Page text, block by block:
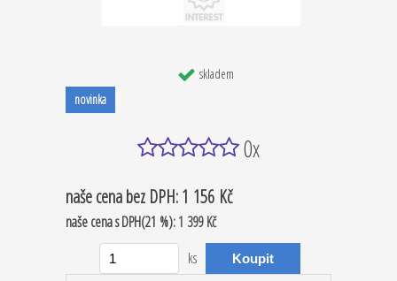
skladem
novinka
0x
naše cenabez DPH:1 156 Kč
naše cenas DPH(21 %):1 399 Kč
ks